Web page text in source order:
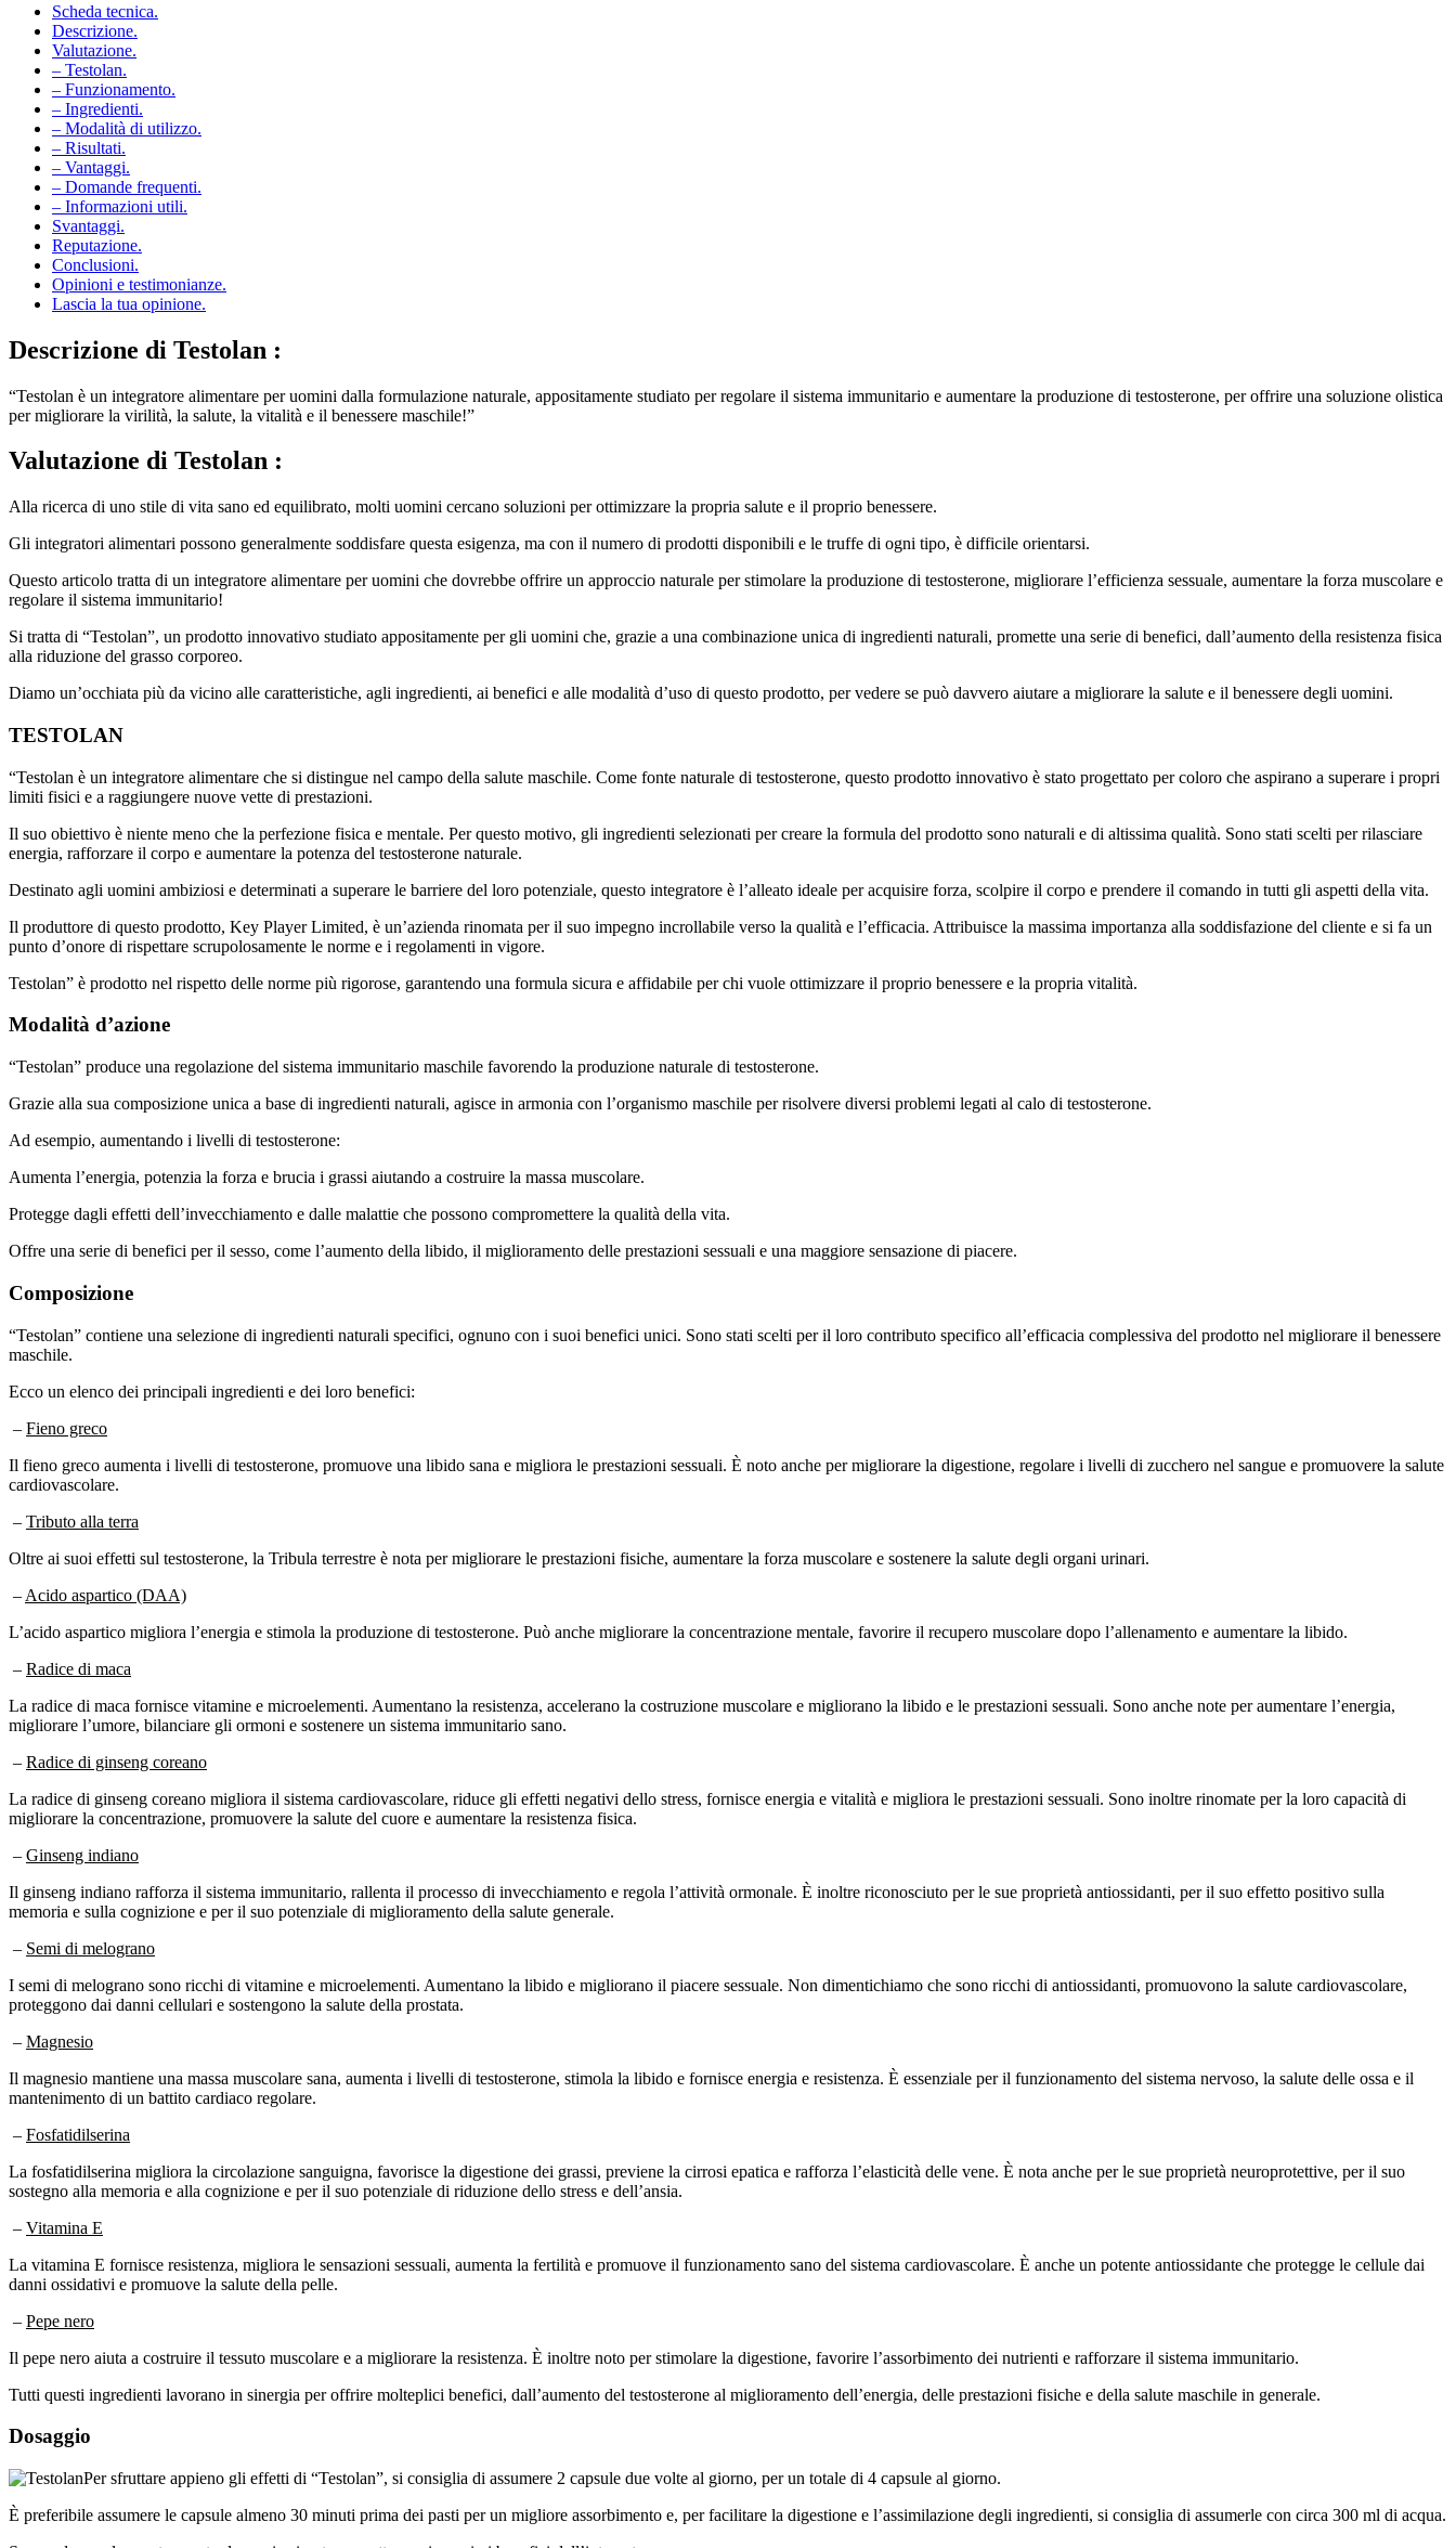
Scheda tecnica.
Descrizione.
Valutazione.
– Testolan.
– Funzionamento.
– Ingredienti.
– Modalità di utilizzo.
– Risultati.
– Vantaggi.
– Domande frequenti.
– Informazioni utili.
Svantaggi.
Reputazione.
Conclusioni.
Opinioni e testimonianze.
Lascia la tua opinione.
Descrizione di Testolan :
“Testolan è un integratore alimentare per uomini dalla formulazione naturale, appositamente studiato per regolare il sistema immunitario e aumentare la produzione di testosterone, per offrire una soluzione olistica
per migliorare la virilità, la salute, la vitalità e il benessere maschile!”
Valutazione di Testolan :
Alla ricerca di uno stile di vita sano ed equilibrato, molti uomini cercano soluzioni per ottimizzare la propria salute e il proprio benessere.
Gli integratori alimentari possono generalmente soddisfare questa esigenza, ma con il numero di prodotti disponibili e le truffe di ogni tipo, è difficile orientarsi.
Questo articolo tratta di un integratore alimentare per uomini che dovrebbe offrire un approccio naturale per stimolare la produzione di testosterone, migliorare l’efficienza sessuale, aumentare la forza muscolare e
regolare il sistema immunitario!
Si tratta di “Testolan”, un prodotto innovativo studiato appositamente per gli uomini che, grazie a una combinazione unica di ingredienti naturali, promette una serie di benefici, dall’aumento della resistenza fisica
alla riduzione del grasso corporeo.
Diamo un’occhiata più da vicino alle caratteristiche, agli ingredienti, ai benefici e alle modalità d’uso di questo prodotto, per vedere se può davvero aiutare a migliorare la salute e il benessere degli uomini.
TESTOLAN
“Testolan è un integratore alimentare che si distingue nel campo della salute maschile. Come fonte naturale di testosterone, questo prodotto innovativo è stato progettato per coloro che aspirano a superare i propri
limiti fisici e a raggiungere nuove vette di prestazioni.
Il suo obiettivo è niente meno che la perfezione fisica e mentale. Per questo motivo, gli ingredienti selezionati per creare la formula del prodotto sono naturali e di altissima qualità. Sono stati scelti per rilasciare
energia, rafforzare il corpo e aumentare la potenza del testosterone naturale.
Destinato agli uomini ambiziosi e determinati a superare le barriere del loro potenziale, questo integratore è l’alleato ideale per acquisire forza, scolpire il corpo e prendere il comando in tutti gli aspetti della vita.
Il produttore di questo prodotto, Key Player Limited, è un’azienda rinomata per il suo impegno incrollabile verso la qualità e l’efficacia. Attribuisce la massima importanza alla soddisfazione del cliente e si fa un
punto d’onore di rispettare scrupolosamente le norme e i regolamenti in vigore.
Testolan” è prodotto nel rispetto delle norme più rigorose, garantendo una formula sicura e affidabile per chi vuole ottimizzare il proprio benessere e la propria vitalità.
Modalità d’azione
“Testolan” produce una regolazione del sistema immunitario maschile favorendo la produzione naturale di testosterone.
Grazie alla sua composizione unica a base di ingredienti naturali, agisce in armonia con l’organismo maschile per risolvere diversi problemi legati al calo di testosterone.
Ad esempio, aumentando i livelli di testosterone:
Aumenta l’energia, potenzia la forza e brucia i grassi aiutando a costruire la massa muscolare.
Protegge dagli effetti dell’invecchiamento e dalle malattie che possono compromettere la qualità della vita.
Offre una serie di benefici per il sesso, come l’aumento della libido, il miglioramento delle prestazioni sessuali e una maggiore sensazione di piacere.
Composizione
“Testolan” contiene una selezione di ingredienti naturali specifici, ognuno con i suoi benefici unici. Sono stati scelti per il loro contributo specifico all’efficacia complessiva del prodotto nel migliorare il benessere
maschile.
Ecco un elenco dei principali ingredienti e dei loro benefici:
– Fieno greco
Il fieno greco aumenta i livelli di testosterone, promuove una libido sana e migliora le prestazioni sessuali. È noto anche per migliorare la digestione, regolare i livelli di zucchero nel sangue e promuovere la salute
cardiovascolare.
– Tributo alla terra
Oltre ai suoi effetti sul testosterone, la Tribula terrestre è nota per migliorare le prestazioni fisiche, aumentare la forza muscolare e sostenere la salute degli organi urinari.
– Acido aspartico (DAA)
L’acido aspartico migliora l’energia e stimola la produzione di testosterone. Può anche migliorare la concentrazione mentale, favorire il recupero muscolare dopo l’allenamento e aumentare la libido.
– Radice di maca
La radice di maca fornisce vitamine e microelementi. Aumentano la resistenza, accelerano la costruzione muscolare e migliorano la libido e le prestazioni sessuali. Sono anche note per aumentare l’energia,
migliorare l’umore, bilanciare gli ormoni e sostenere un sistema immunitario sano.
– Radice di ginseng coreano
La radice di ginseng coreano migliora il sistema cardiovascolare, riduce gli effetti negativi dello stress, fornisce energia e vitalità e migliora le prestazioni sessuali. Sono inoltre rinomate per la loro capacità di
migliorare la concentrazione, promuovere la salute del cuore e aumentare la resistenza fisica.
– Ginseng indiano
Il ginseng indiano rafforza il sistema immunitario, rallenta il processo di invecchiamento e regola l’attività ormonale. È inoltre riconosciuto per le sue proprietà antiossidanti, per il suo effetto positivo sulla
memoria e sulla cognizione e per il suo potenziale di miglioramento della salute generale.
– Semi di melograno
I semi di melograno sono ricchi di vitamine e microelementi. Aumentano la libido e migliorano il piacere sessuale. Non dimentichiamo che sono ricchi di antiossidanti, promuovono la salute cardiovascolare,
proteggono dai danni cellulari e sostengono la salute della prostata.
– Magnesio
Il magnesio mantiene una massa muscolare sana, aumenta i livelli di testosterone, stimola la libido e fornisce energia e resistenza. È essenziale per il funzionamento del sistema nervoso, la salute delle ossa e il
mantenimento di un battito cardiaco regolare.
– Fosfatidilserina
La fosfatidilserina migliora la circolazione sanguigna, favorisce la digestione dei grassi, previene la cirrosi epatica e rafforza l’elasticità delle vene. È nota anche per le sue proprietà neuroprotettive, per il suo
sostegno alla memoria e alla cognizione e per il suo potenziale di riduzione dello stress e dell’ansia.
– Vitamina E
La vitamina E fornisce resistenza, migliora le sensazioni sessuali, aumenta la fertilità e promuove il funzionamento sano del sistema cardiovascolare. È anche un potente antiossidante che protegge le cellule dai
danni ossidativi e promuove la salute della pelle.
– Pepe nero
Il pepe nero aiuta a costruire il tessuto muscolare e a migliorare la resistenza. È inoltre noto per stimolare la digestione, favorire l’assorbimento dei nutrienti e rafforzare il sistema immunitario.
Tutti questi ingredienti lavorano in sinergia per offrire molteplici benefici, dall’aumento del testosterone al miglioramento dell’energia, delle prestazioni fisiche e della salute maschile in generale.
Dosaggio
Per sfruttare appieno gli effetti di “Testolan”, si consiglia di assumere 2 capsule due volte al giorno, per un totale di 4 capsule al giorno.
È preferibile assumere le capsule almeno 30 minuti prima dei pasti per un migliore assorbimento e, per facilitare la digestione e l’assimilazione degli ingredienti, si consiglia di assumerle con circa 300 ml di acqua.